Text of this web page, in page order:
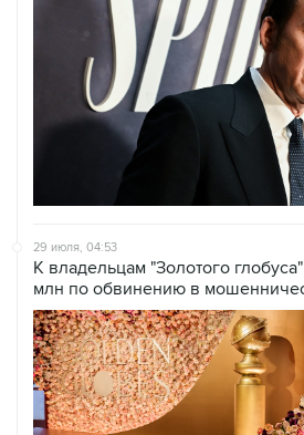
29 июля, 04:53
К владельцам "Золотого
млн по обвинению в